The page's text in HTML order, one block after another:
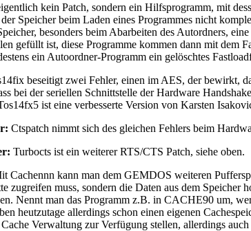
kein Patch, sondern ein Hilfsprogramm, mit
Speicher beim Laden eines Programmes nicht
besonders beim Abarbeiten des Autordners,
gefüllt ist, diese Programme kommen dann mit dem
ein Autoordner-Programm ein gelöschtes
beseitigt zwei Fehler, einen im AES, der bewirkt,
bei der seriellen Schnittstelle der Hardware
ist eine verbesserte Version von Karsten
Ctspatch nimmt sich des gleichen Fehlers beim
Turbocts ist ein weiterer RTS/CTS Patch, siehe oben.
Cachennn kann man dem GEMDOS weiteren
zugreifen muss, sondern die Daten aus dem
Nennt man das Programm z.B. in CACHE90 um,
heutzutage allerdings schon einen eigenen
Verwaltung zur Verfügung stellen, allerdings auch